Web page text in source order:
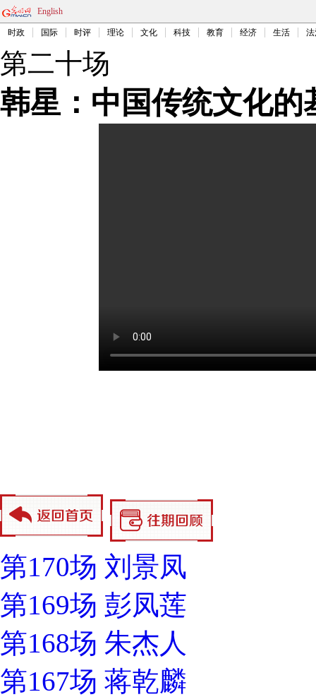
English
时政 国际 时评 理论 文化 科技 教育 经济 生活
第二十场
韩星：中国传统文化
第170场 刘景凤
第169场 彭凤莲
第168场 朱杰人
第167场 蒋乾麟